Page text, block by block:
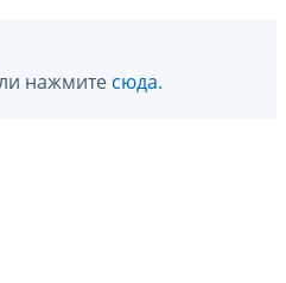
нажмите сюда.